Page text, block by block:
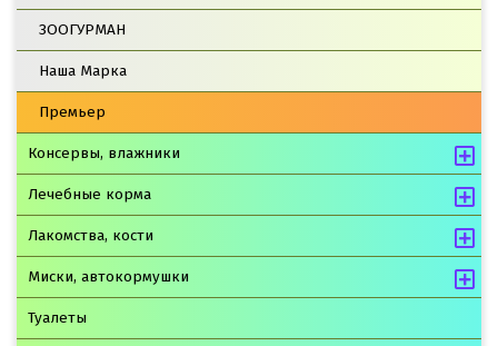
ЗООГУРМАН
Наша Марка
Премьер
Консервы, влажники
Лечебные корма
Лакомства, кости
Миски, автокормушки
Туалеты